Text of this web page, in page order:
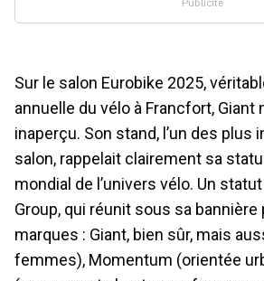
Sur le salon Eurobike 2025,
annuelle du vélo à Francfort, Giant
inaperçu. Son stand, l’un des plus
salon, rappelait clairement sa
mondial de l’univers vélo. Un
Group, qui réunit sous sa bannière
marques : Giant, bien sûr, mais
femmes), Momentum (orientée